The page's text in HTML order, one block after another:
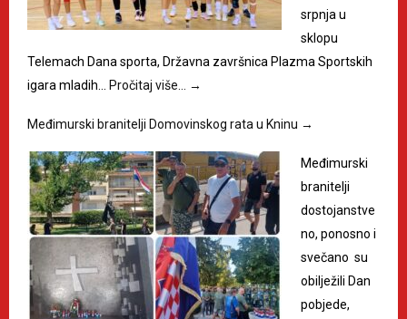
srpnja u
sklopu
Telemach Dana sporta, Državna završnica Plazma Sportskih
igara mladih… Pročitaj više… →
Međimurski branitelji Domovinskog rata u Kninu →
Međimurski
branitelji
dostojanstve
no, ponosno i
svečano su
obilježili Dan
pobjede,